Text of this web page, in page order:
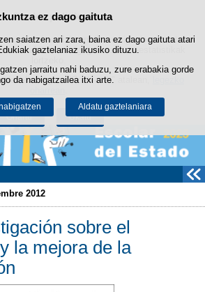
Cookie politika
cookie-ak erabiltzen ditu nabigazioa errazteko
ak erabilera- eta gogobetetasun-estatistikak
dezakezu gure "Cookie-ak" atalean,
Onartu Ukatu
ez dago gaituta
saiatzen ari zara, baina ez dago gaituta atari
gaztelaniaz ikusiko dituzu.
jarraitu nahi baduzu, zure erabakia gorde
da nabigatzailea itxi arte.
Aldatu gaztelaniara
Edukira salto egin
2012
sobre el
la mejora de la